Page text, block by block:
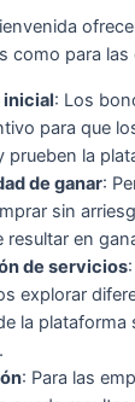
como para las
: Los
para que
prueben la
de ganar:
sin
resultar en
de servicios
explorar
la plataforma
: Para las